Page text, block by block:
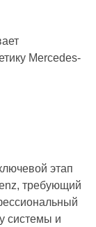
Mercedes-
этап
требующий
системы и